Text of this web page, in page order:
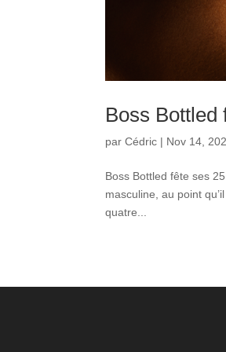
Boss Bottled
parCédric | Nov 14,
Boss Bottled fête ses
masculine, au point
quatre...